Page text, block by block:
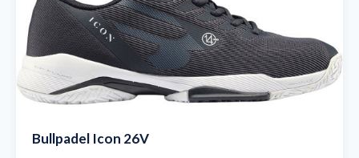
Bullpadel Icon 26V